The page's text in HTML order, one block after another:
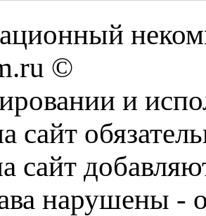
©
и
сайт
сайт
нарушены -